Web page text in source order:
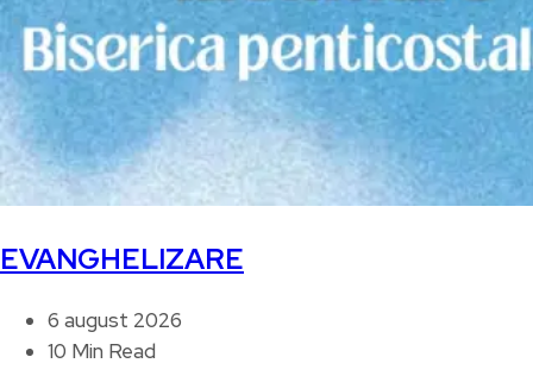
EVANGHELIZARE
6 august 2026
10 Min Read